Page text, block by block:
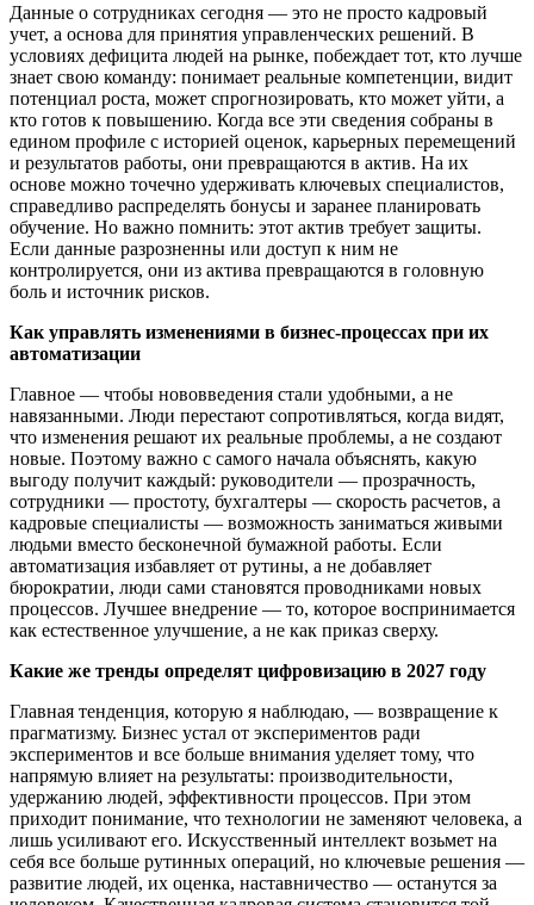
Данные о сотрудниках сегодня — это не просто кадровый
учет, а основа для принятия управленческих решений. В
условиях дефицита людей на рынке, побеждает тот, кто лучше
знает свою команду: понимает реальные компетенции, видит
потенциал роста, может спрогнозировать, кто может уйти, а
кто готов к повышению. Когда все эти сведения собраны в
едином профиле с историей оценок, карьерных перемещений
и результатов работы, они превращаются в актив. На их
основе можно точечно удерживать ключевых специалистов,
справедливо распределять бонусы и заранее планировать
обучение. Но важно помнить: этот актив требует защиты.
Если данные разрозненны или доступ к ним не
контролируется, они из актива превращаются в головную
боль и источник рисков.
Как управлять изменениями в бизнес-процессах при их
автоматизации
Главное — чтобы нововведения стали удобными, а не
навязанными. Люди перестают сопротивляться, когда видят,
что изменения решают их реальные проблемы, а не создают
новые. Поэтому важно с самого начала объяснять, какую
выгоду получит каждый: руководители — прозрачность,
сотрудники — простоту, бухгалтеры — скорость расчетов, а
кадровые специалисты — возможность заниматься живыми
людьми вместо бесконечной бумажной работы. Если
автоматизация избавляет от рутины, а не добавляет
бюрократии, люди сами становятся проводниками новых
процессов. Лучшее внедрение — то, которое воспринимается
как естественное улучшение, а не как приказ сверху.
Какие же тренды определят цифровизацию в 2027 году
Главная тенденция, которую я наблюдаю, — возвращение к
прагматизму. Бизнес устал от экспериментов ради
экспериментов и все больше внимания уделяет тому, что
напрямую влияет на результаты: производительности,
удержанию людей, эффективности процессов. При этом
приходит понимание, что технологии не заменяют человека, а
лишь усиливают его. Искусственный интеллект возьмет на
себя все больше рутинных операций, но ключевые решения —
развитие людей, их оценка, наставничество — останутся за